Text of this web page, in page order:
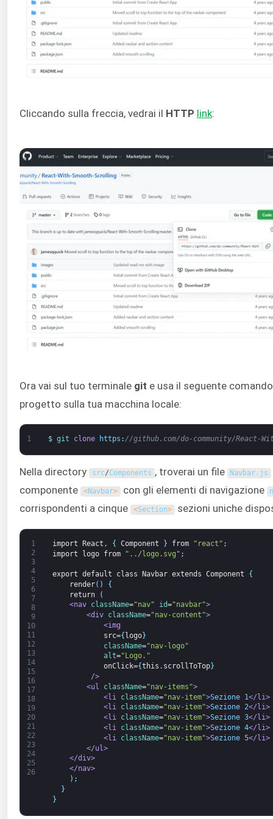
Cliccando sulla freccia, vedrai il HTTP link:
Ora vai sul tuo terminale git e usa il seguente
progetto sulla tua macchina locale:
1 $ git clone https : //github.com/do-community/React-
Nella directory src/Components , troverai un file Navbar . js
componente
<Navbar> con gli elementi di navigazione
corrispondenti a cinque <Section> sezioni uniche
1
2
3
4
5
6
7
8
9
10
11
12
13
14
15
16
17
18
19
20
21
22
23
24
25
26
import React , { Component } from "react" ;
import
logo from "../logo.svg" ;
export default class Navbar extends Component
{
render( )
{
return
(
<nav className="nav" id="navbar">
<div className="nav-content">
<img
src={logo}
className="nav-logo"
alt="Logo."
onClick={this . scrollToTop}
/>
<ul
className="nav-items">
<li
className="nav-item">Sezione 1</li>
<li className="nav-item">Sezione 2</li>
<li className="nav-item">Sezione 3</li>
<li className="nav-item">Sezione 4</li>
<li className="nav-item">Sezione 5</li>
</ul>
</div>
</nav>
) ;
}
}